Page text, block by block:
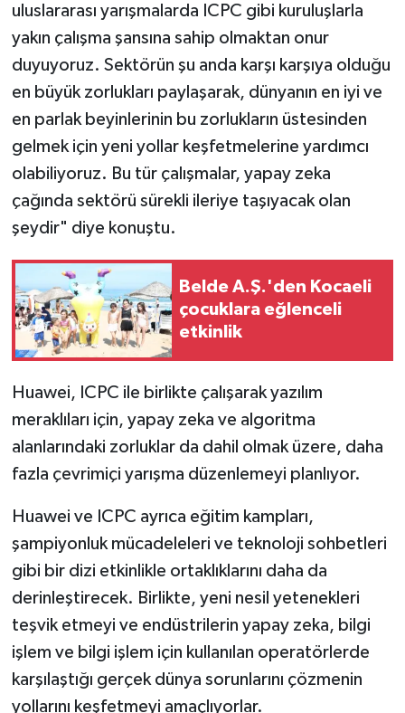
uluslararası yarışmalarda ICPC gibi kuruluşlarla
yakın çalışma şansına sahip olmaktan onur
duyuyoruz. Sektörün şu anda karşı karşıya olduğu
en büyük zorlukları paylaşarak, dünyanın en iyi ve
en parlak beyinlerinin bu zorlukların üstesinden
gelmek için yeni yollar keşfetmelerine yardımcı
olabiliyoruz. Bu tür çalışmalar, yapay zeka
çağında sektörü sürekli ileriye taşıyacak olan
şeydir" diye konuştu.
Belde A.Ş.'den Kocaeli
çocuklara eğlenceli
etkinlik
Huawei, ICPC ile birlikte çalışarak yazılım
meraklıları için, yapay zeka ve algoritma
alanlarındaki zorluklar da dahil olmak üzere, daha
fazla çevrimiçi yarışma düzenlemeyi planlıyor.
Huawei ve ICPC ayrıca eğitim kampları,
şampiyonluk mücadeleleri ve teknoloji sohbetleri
gibi bir dizi etkinlikle ortaklıklarını daha da
derinleştirecek. Birlikte, yeni nesil yetenekleri
teşvik etmeyi ve endüstrilerin yapay zeka, bilgi
işlem ve bilgi işlem için kullanılan operatörlerde
karşılaştığı gerçek dünya sorunlarını çözmenin
yollarını keşfetmeyi amaçlıyorlar.